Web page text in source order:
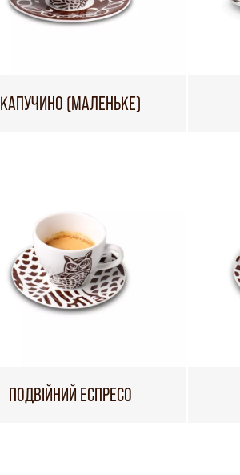
КАПУЧИНО (МАЛЕНЬКЕ)
ПОДВІЙНИЙ ЕСПРЕСО